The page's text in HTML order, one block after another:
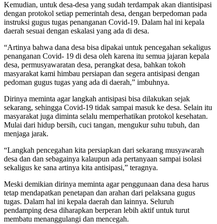
Kemudian, untuk desa-desa yang sudah terdampak akan diantisipasi
dengan protokol setiap pemerintah desa, dengan berpedoman pada
instruksi gugus tugas penanganan Covid-19. Dalam hal ini kepala
daerah sesuai dengan eskalasi yang ada di desa.
“Artinya bahwa dana desa bisa dipakai untuk pencegahan sekaligus
penanganan Covid- 19 di desa oleh karena itu semua jajaran kepala
desa, permusyawaratan desa, perangkat desa, bahkan tokoh
masyarakat kami himbau persiapan dan segera antisipasi dengan
pedoman gugus tugas yang ada di daerah,” imbuhnya.
Dirinya meminta agar langkah antisipasi bisa dilakukan sejak
sekarang, sehingga Covid-19 tidak sampai masuk ke desa. Selain itu
masyarakat juga diminta selalu memperhatikan protokol kesehatan.
Mulai dari hidup bersih, cuci tangan, mengukur suhu tubuh, dan
menjaga jarak.
“Langkah pencegahan kita persiapkan dari sekarang musyawarah
desa dan dan sebagainya kalaupun ada pertanyaan sampai isolasi
sekaligus ke sana artinya kita antisipasi,” teragnya.
Meski demikian dirinya meminta agar penggunaan dana desa harus
tetap mendapatkan penetapan dan arahan dari pelaksana gugus
tugas. Dalam hal ini kepala daerah dan lainnya. Seluruh
pendamping desa diharapkan berperan lebih aktif untuk turut
membatu menanggulangi dan mencegah.